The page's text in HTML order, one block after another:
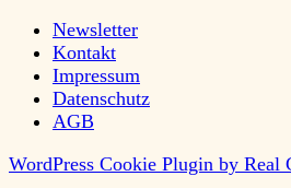
Newsletter
Kontakt
Impressum
Datenschutz
AGB
WordPress Cookie Plugin by Real